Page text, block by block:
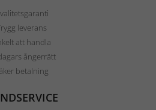
leverans
att handla
ångerrätt
betalning